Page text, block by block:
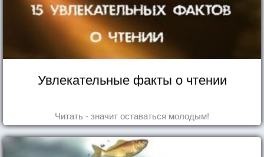
Увлекательные факты о чтении
Читать - значит оставаться молодым!